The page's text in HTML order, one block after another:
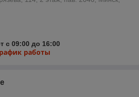
с 09:00 до 16:00
работы